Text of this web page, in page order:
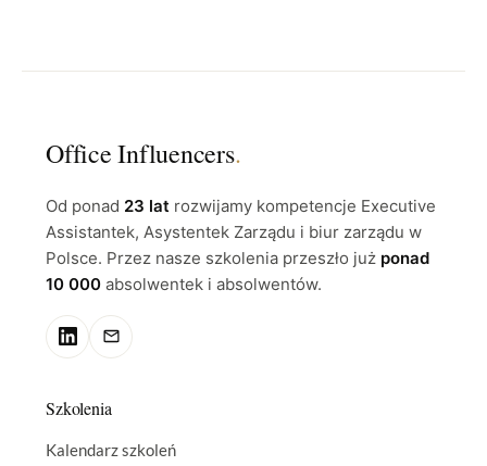
Office Influencers.
Od ponad 23 lat rozwijamy kompetencje Executive
Assistantek, Asystentek Zarządu i biur zarządu w
Polsce. Przez nasze szkolenia przeszło już ponad
10 000 absolwentek i absolwentów.
Szkolenia
Kalendarz szkoleń